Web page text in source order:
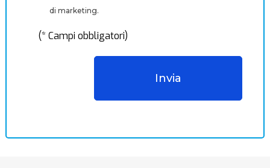
di marketing.
(* Campi obbligatori)